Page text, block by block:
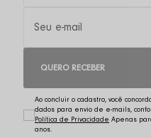
QUERO RECEBER
Ao concluir o cadastro, você
dados para envio de e-mails,
Política de Privacidade